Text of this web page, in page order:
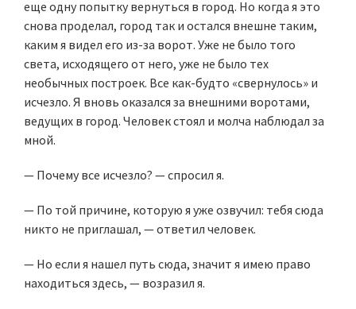
еще одну попытку вернуться в город. Но когда я это
снова проделал, город так и остался внешне таким,
каким я видел его из-за ворот. Уже не было того
света, исходящего от него, уже не было тех
необычных построек. Все как-будто «свернулось» и
исчезло. Я вновь оказался за внешними воротами,
ведущих в город. Человек стоял и молча наблюдал за
мной.
— Почему все исчезло? — спросил я.
— По той причине, которую я уже озвучил: тебя сюда
никто не приглашал, — ответил человек.
— Но если я нашел путь сюда, значит я имею право
находиться здесь, — возразил я.